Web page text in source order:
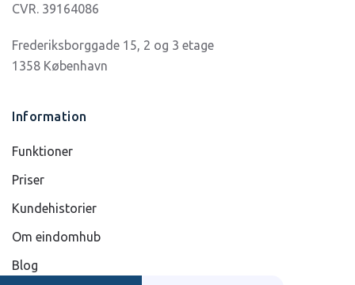
CVR. 39164086
Frederiksborggade 15, 2 og 3 etage
1358 København
Information
Funktioner
Priser
Kundehistorier
Om eindomhub
Blog